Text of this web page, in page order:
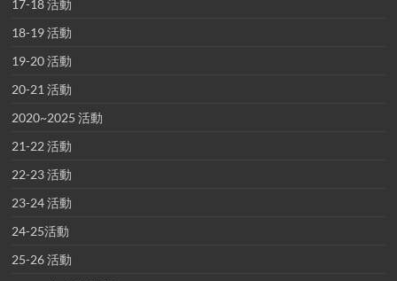
17-18 活動
18-19 活動
19-20 活動
20-21 活動
2020~2025 活動
21-22 活動
22-23 活動
23-24 活動
24-25活動
25-26 活動